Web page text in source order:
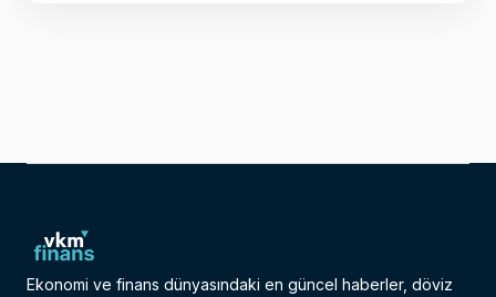
Ekonomi ve finans dünyasındaki en güncel haberler, döviz